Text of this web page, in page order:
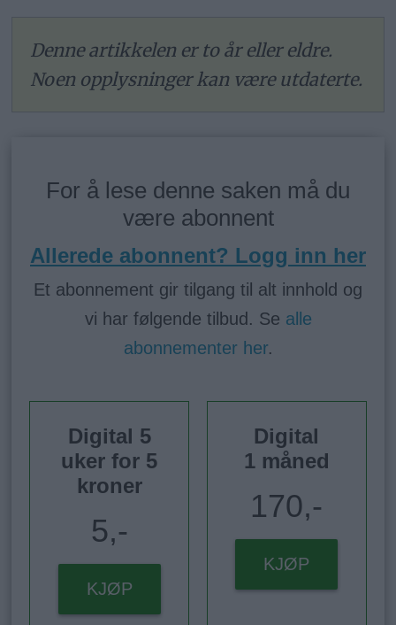
Denne artikkelen er to år eller eldre.
Noen opplysninger kan være utdaterte.
For å lese denne saken må du
være abonnent
Allerede abonnent? Logg inn her
Et abonnement gir tilgang til alt innhold og
vi har følgende tilbud. Se alle
abonnementer her.
Digital 5
uker for 5
kroner
5,-
KJØP
Digital
1 måned
170,-
KJØP